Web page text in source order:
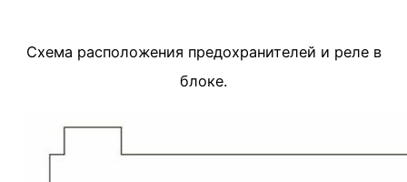
Схема расположения предохранителей и реле в
блоке.